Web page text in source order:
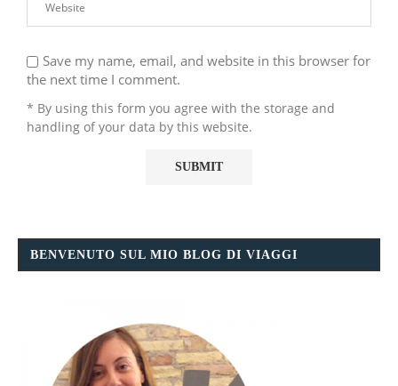
Save my name, email, and website in this browser for
the next time I comment.
* By using this form you agree with the storage and
handling of your data by this website.
BENVENUTO SUL MIO BLOG DI VIAGGI